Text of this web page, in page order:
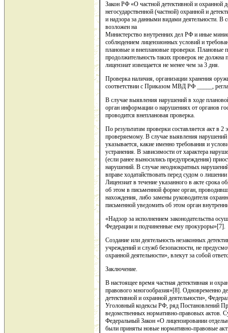
Закон РФ «О частной детективной и охранной
негосударственной (частной) охранной и
и надзора за данными видами деятельности. В
возложен на
Министерство внутренних дел РФ и иные
соблюдением лицензионных условий и
плановые и внеплановые проверки. Плановые
продолжительность таких проверок не
лицензиат извещается не менее чем за 3 дня.
Проверка наличия, организации хранения
соответствии с Приказом МВД РФ _____,
В случае выявления нарушений в ходе
орган информации о нарушениях от органов
проводится внеплановая проверка.
По результатам проверки составляется акт в
проверяемому. В случае выявления
указывается, какие именно требования и
устранения. В зависимости от характера
(если ранее выносились предупреждения)
нарушений. В случае неоднократных
вправе ходатайствовать перед судом о
Лицензиат в течение указанного в акте срока
об этом в письменной форме орган,
нахождения, либо замены руководителя
письменной уведомить об этом орган
«Надзор за исполнением законодательства
Федерации и подчиненные ему прокуроры»[7].
Создание или деятельность незаконных
учреждений и служб безопасности, не
охранной деятельности», влекут за собой
Заключение.
В настоящее время частная детективная и
правового многообразия»[8]. Одновременно
детективной и охранной деятельности»,
Уголовный кодексы РФ, ряд Постановлений
ведомственных нормативно-правовых актов.
Федеральный Закон «О лицензировании
были приняты новые нормативно-правовые